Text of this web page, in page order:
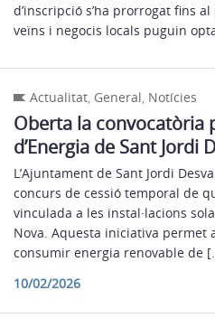
d’inscripció s’ha prorrogat fins
veïns i negocis locals puguin
Actualitat, General, Notícies
Oberta la convocatòria
d’Energia de Sant Jordi
L’Ajuntament de Sant Jordi
concurs de cessió temporal de
vinculada a les instal·lacions
Nova. Aquesta iniciativa
consumir energia renovable de
10/02/2026